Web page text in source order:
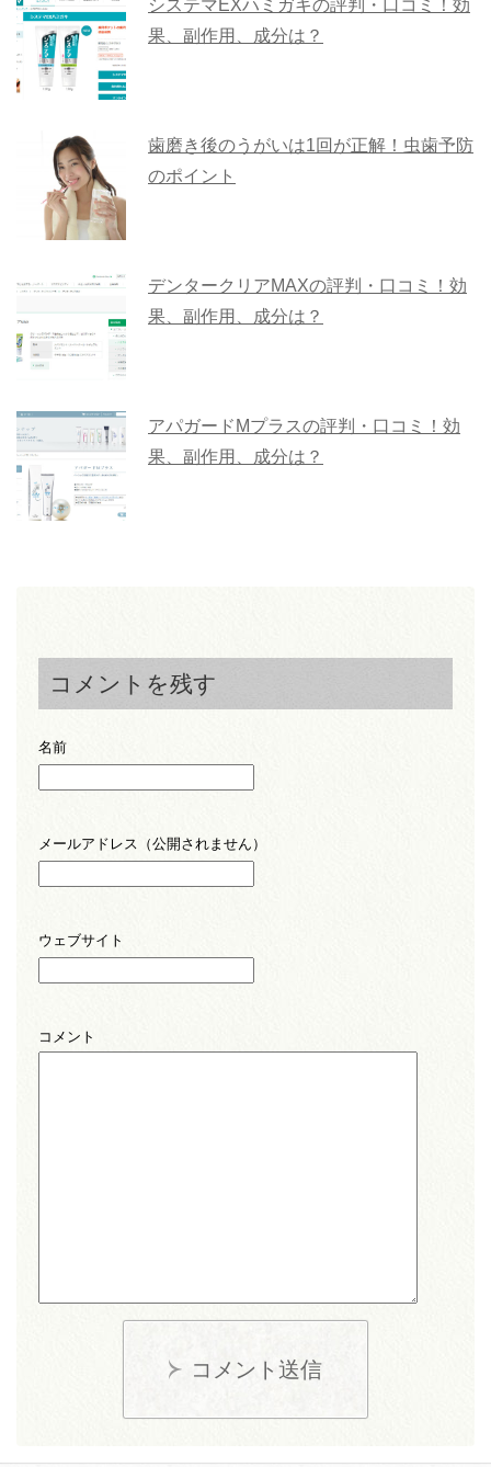
システマEXハミガキの評判・口コミ！効
果、副作用、成分は？
歯磨き後のうがいは1回が正解！虫歯予防
のポイント
デンタークリアMAXの評判・口コミ！効
果、副作用、成分は？
アパガードMプラスの評判・口コミ！効
果、副作用、成分は？
コメントを残す
名前
メールアドレス（公開されません）
ウェブサイト
コメント
コメント送信